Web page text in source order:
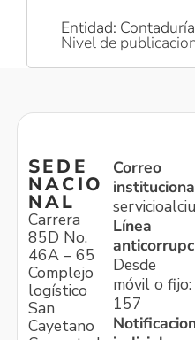
Entidad:
Nivel de
SEDE
NACIO
NAL
Carrera
85D No.
46A – 65
Complejo
logístico
San
Cayetano
Correo
Línea
Desde
móvil o fijo:
157